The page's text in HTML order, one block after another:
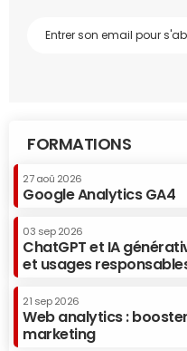
FORMATIONS
27 aoû 2026
Google Analytics GA4
03 sep 2026
ChatGPT et IA
et usages
21 sep 2026
Web analytics :
marketing